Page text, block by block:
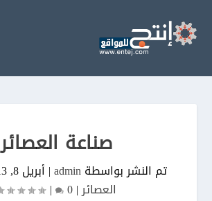
صناعة العصائر
تم النشر بواسطةadmin
| أبريل 8, 2013
العصائر|
0
|